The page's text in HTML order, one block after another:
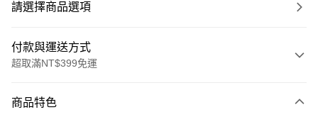
請選擇商品選項
付款與運送方式
超取滿NT$399免運
信用卡一次付款
商品特色